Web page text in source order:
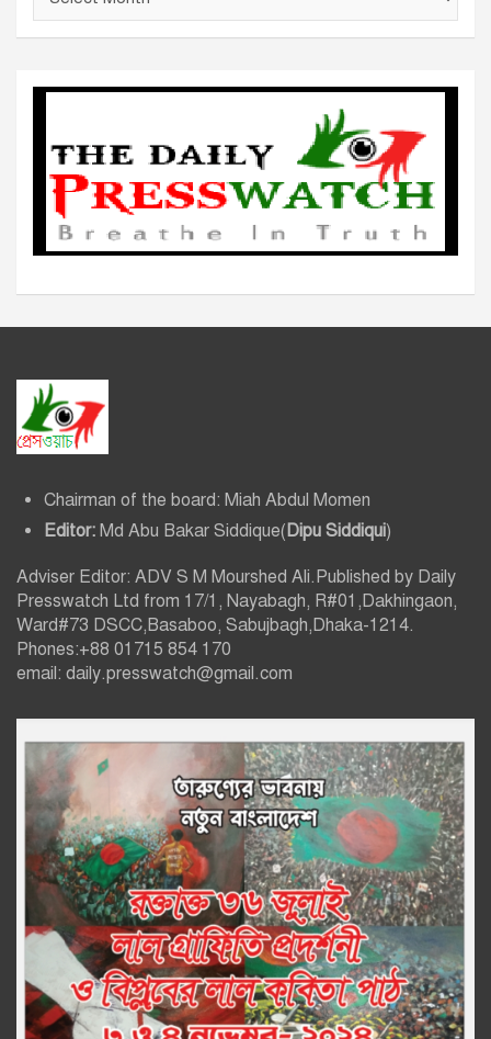
ই
Chairman of the board: Miah Abdul Momen
Editor: Md Abu Bakar Siddique(Dipu Siddiqui)
Adviser Editor: ADV S M Mourshed Ali.Published by Daily
Presswatch Ltd from 17/1, Nayabagh, R#01,Dakhingaon,
Ward#73 DSCC,Basaboo, Sabujbagh,Dhaka-1214.
Phones:+88 01715 854 170
email: daily.presswatch@gmail.com